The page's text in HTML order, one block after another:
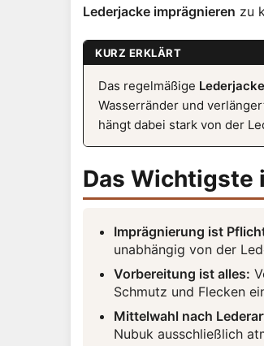
Lederjacke imprägnieren zu
KURZ ERKLÄRT
Das regelmäßige
Wasserränder und
hängt dabei stark von der
Das Wichtigste
Imprägnierung ist
unabhängig von der
Vorbereitung ist alles:
Schmutz und Flecken
Mittelwahl nach
Nubuk ausschließlich